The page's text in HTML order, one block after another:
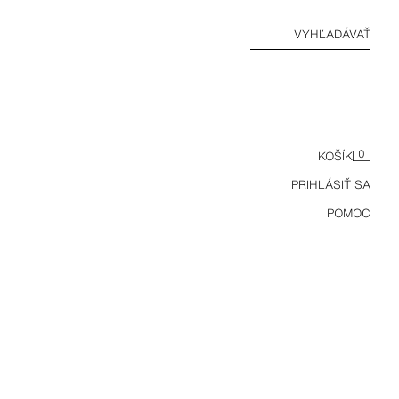
VYHĽADÁVAŤ
KOŠÍK 0
PRIHLÁSIŤ SA
POMOC